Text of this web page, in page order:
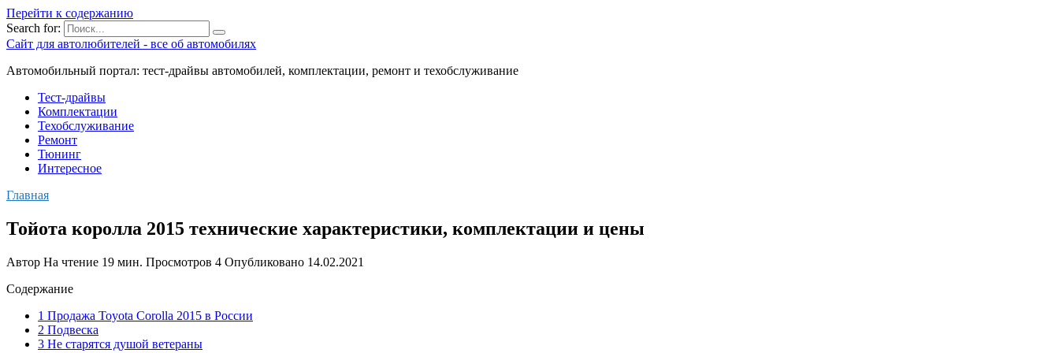
Перейти к содержанию
Search for:
Сайт для автолюбителей - все об автомобилях
Автомобильный портал: тест-драйвы автомобилей, комплектации, ремонт и техобслуживание
Тест-драйвы
Комплектации
Техобслуживание
Ремонт
Тюнинг
Интересное
Главная
Тойота королла 2015 технические характеристики, комплектации и цены
Автор На чтение 19 мин. Просмотров 4 Опубликовано 14.02.2021
Содержание
1 Продажа Toyota Corolla 2015 в России
2 Подвеска
3 Не старятся душой ветераны